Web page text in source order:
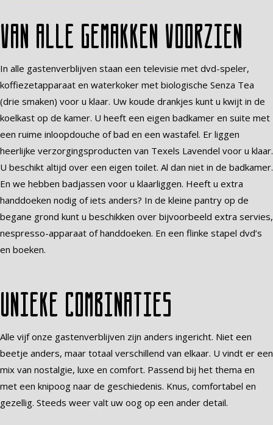
Van alle gemakken voorzien
In alle gastenverblijven staan een televisie met dvd-speler,
koffiezetapparaat en waterkoker met biologische Senza Tea
(drie smaken) voor u klaar. Uw koude drankjes kunt u kwijt in de
koelkast op de kamer. U heeft een eigen badkamer en suite met
een ruime inloopdouche of bad en een wastafel. Er liggen
heerlijke verzorgingsproducten van Texels Lavendel voor u klaar.
U beschikt altijd over een eigen toilet. Al dan niet in de badkamer.
En we hebben badjassen voor u klaarliggen. Heeft u extra
handdoeken nodig of iets anders? In de kleine pantry op de
begane grond kunt u beschikken over bijvoorbeeld extra servies,
nespresso-apparaat of handdoeken. En een flinke stapel dvd’s
en boeken.
Unieke combinaties
Alle vijf onze gastenverblijven zijn anders ingericht. Niet een
beetje anders, maar totaal verschillend van elkaar. U vindt er een
mix van nostalgie, luxe en comfort. Passend bij het thema en
met een knipoog naar de geschiedenis. Knus, comfortabel en
gezellig. Steeds weer valt uw oog op een ander detail.